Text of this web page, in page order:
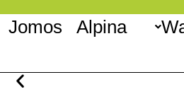
Alpina
Jomos